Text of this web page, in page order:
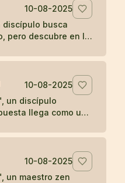
10-08-2025
discípulo busca
pero descubre en la
las palabras se
10-08-2025
un discípulo
llega como un
saber escuchar.
10-08-2025
un maestro zen